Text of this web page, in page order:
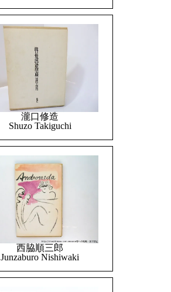
瀧口修造
Shuzo Takiguchi
西脇順三郎
Junzaburo Nishiwaki